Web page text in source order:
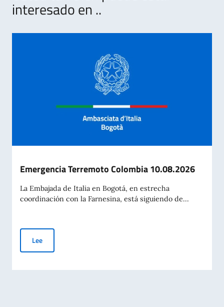
interesado en ..
Emergencia Terremoto Colombia 10.08.2026
La Embajada de Italia en Bogotá, en estrecha
coordinación con la Farnesina, está siguiendo de...
LeeEmergencia Terremoto Colombia 10.08.2026